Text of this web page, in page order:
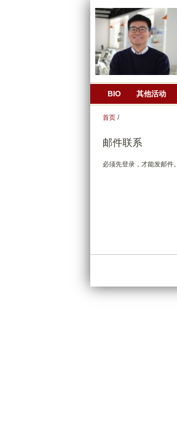
BIO 其他活动
首页 /
邮件联系
必须先登录，才能发邮件。